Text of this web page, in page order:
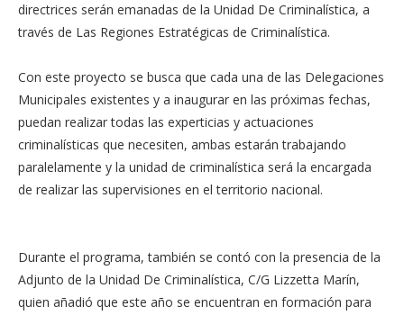
directrices serán emanadas de la Unidad De Criminalística, a
través de Las Regiones Estratégicas de Criminalística.
Con este proyecto se busca que cada una de las Delegaciones
Municipales existentes y a inaugurar en las próximas fechas,
puedan realizar todas las experticias y actuaciones
criminalísticas que necesiten, ambas estarán trabajando
paralelamente y la unidad de criminalística será la encargada
de realizar las supervisiones en el territorio nacional.
Durante el programa, también se contó con la presencia de la
Adjunto de la Unidad De Criminalística, C/G Lizzetta Marín,
quien añadió que este año se encuentran en formación para